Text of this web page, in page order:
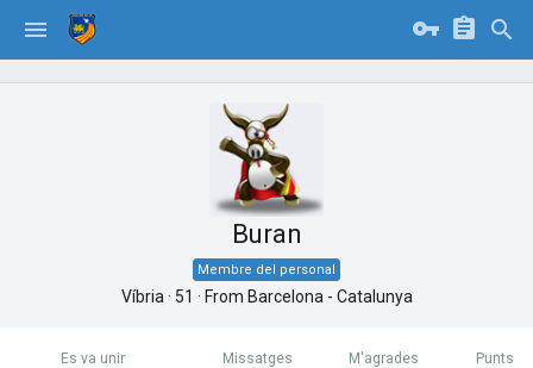
Buran
Membre del personal
Víbria · 51 · From Barcelona - Catalunya
Es va unir Missatges M'agrades Punts